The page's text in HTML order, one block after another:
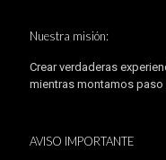
Nuestra misión:
Crear verdaderas
mientras montamos
AVISO IMPORTANTE